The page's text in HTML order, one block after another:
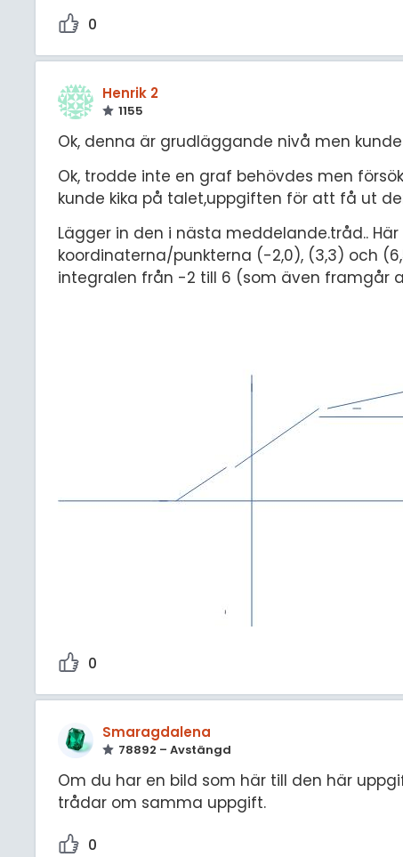
0
Henrik 2
1155
Ok, denna är grudläggande nivå men
Ok, trodde inte en graf behövdes men
kunde kika på talet,uppgiften för att få ut
Lägger in den i nästa meddelande.tråd..
koordinaterna/punkterna (-2,0), (3,3) och
integralen från -2 till 6 (som även framgår
0
Smaragdalena
78892 – Avstängd
Om du har en bild som här till den här
trådar om samma uppgift.
0